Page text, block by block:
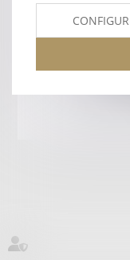
11 Place des